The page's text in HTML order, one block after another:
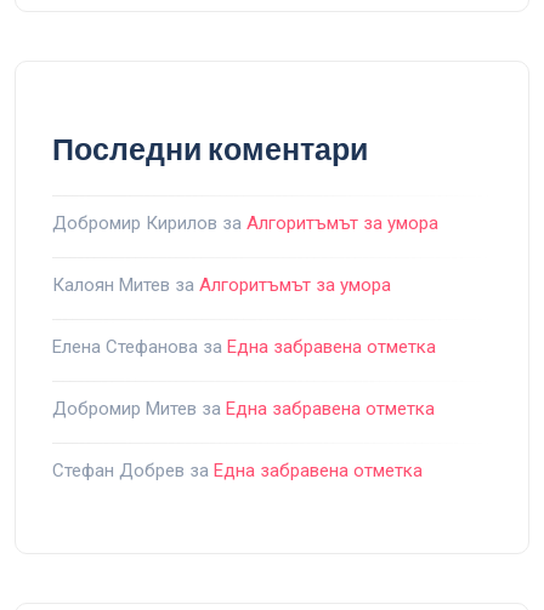
Последни коментари
Добромир Кирилов за Алгоритъмът за умора
Калоян Митев за Алгоритъмът за умора
Елена Стефанова за Една забравена отметка
Добромир Митев за Една забравена отметка
Стефан Добрев за Една забравена отметка